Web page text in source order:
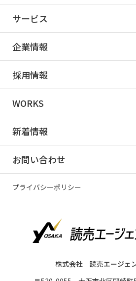
サービス
企業情報
採用情報
WORKS
新着情報
お問い合わせ
プライバシーポリシー
株式会社 読売エージェ